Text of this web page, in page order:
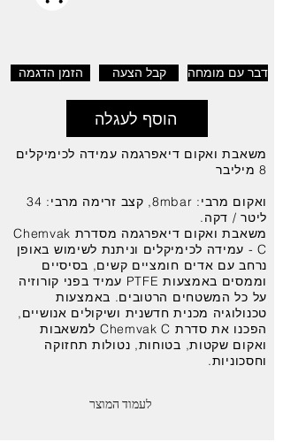
הזמן הדגמה קבל הצעה דבר עם מומחה
הוסף לעגלה
משאבת ואקום דיאפרגמה עמידה לכימיקלים
8 מיליבר
ואקום מרבי: 8mbar, קצב זרימה מרבי: 34
ליטר / דקה.
משאבת ואקום דיאפרגמה מסדרת Chemvak
C - עמידה לכימיקלים וניתנת לשימוש באופן
נרחב עם אדים חומציים קשים, בסיסיים
וממסים באמצעות PTFE עמיד בפני קורוזיה
על כל המשטחים הרטובים. באמצעות
טכנולוגיה מכנית חדשנית ושיקולים אנושיים,
הפכנו את סדרת Chemvak C למשאבות
ואקום שקטות, בטוחות, נטולות תחזוקה
וחסכוניות.
לעמוד המוצר